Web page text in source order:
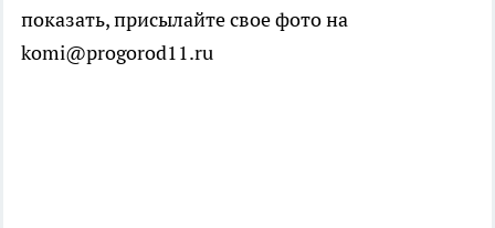
показать, присылайте свое фото на
komi@progorod11.ru